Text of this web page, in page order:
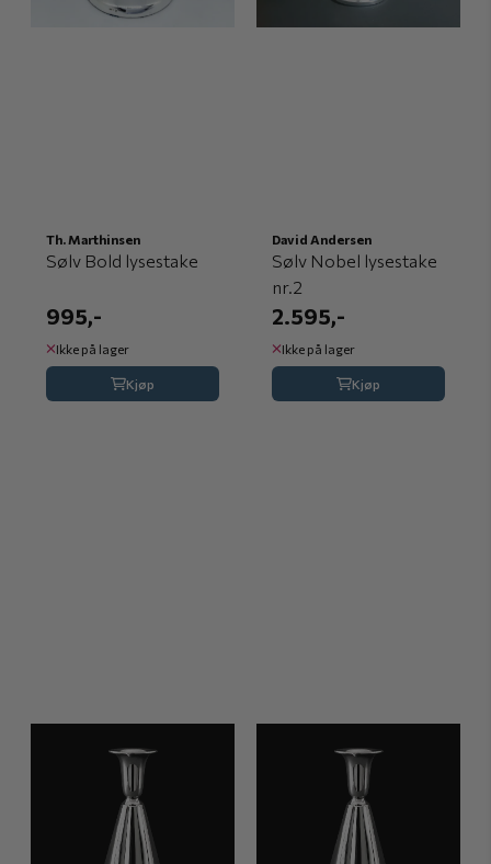
Th. Marthinsen
Sølv Bold lysestake
995,-
Ikke på lager
Kjøp
David Andersen
Sølv Nobel lysestake
nr.2
2.595,-
Ikke på lager
Kjøp